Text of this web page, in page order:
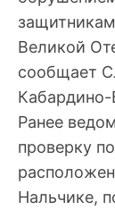
Великой
сообщает
Ранее
проверку
Нальчике,